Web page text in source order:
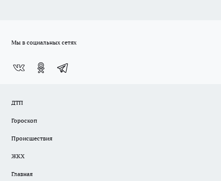
Мы в социальных сетях
ДТП
Гороскоп
Происшествия
ЖКХ
Главная